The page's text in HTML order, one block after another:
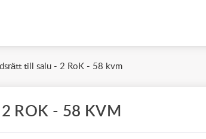
till salu - 2 RoK - 58 kvm
2 ROK - 58 KVM